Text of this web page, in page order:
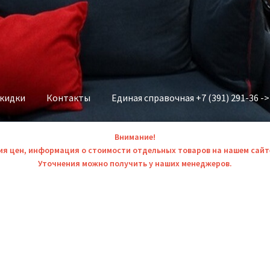
Контакты Единая справочная +7 (391) 291-36 -
Внимание!
цен, информация о стоимости отдельных товаров на нашем
Уточнения можно получить у наших менеджеров.